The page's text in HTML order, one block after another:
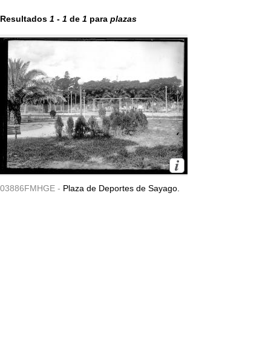
Resultados 1 - 1 de 1 para plazas
03886FMHGE - Plaza de Deportes de Sayago.